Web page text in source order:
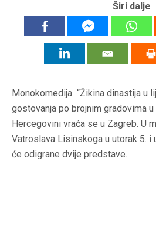
Širi dalje
Monokomedija “Žikina dinastija u
gostovanja po brojnim gradovima
Hercegovini vraća se u Zagreb. U
Vatroslava Lisinskoga u utorak 5. i
će odigrane dvije predstave.